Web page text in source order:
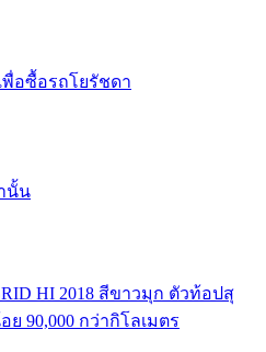
พื่อซื้อรถโยรัชดา
นั้น
HI 2018 สีขาวมุก ตัวท้อปสุ
90,000 กว่ากิโลเมตร